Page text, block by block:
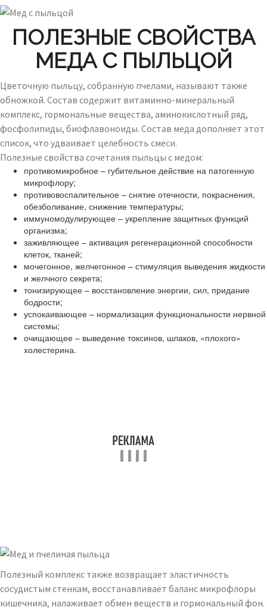
ПОЛЕЗНЫЕ СВОЙСТВА
МЕДА С ПЫЛЬЦОЙ
Цветочную пыльцу, собранную пчелами, называют также
обножкой. Состав содержит витаминно-минеральный
комплекс, гормональные вещества, аминокислотный ряд,
фосфолипиды, биофлавоноиды. Состав меда дополняет этот
список, что удваивает целебность смеси.
Полезные свойства сочетания пыльцы с медом:
противомикробное – губительное действие на патогенную
микрофлору;
противовоспалительное – снятие отечности, покраснения,
обезболивание, снижение температуры;
иммуномодулирующее – укрепление защитных функций
организма;
заживляющее – активация регенерационной способности
клеток, тканей;
мочегонное, желчегонное – стимуляция выведения жидкости
и желчного секрета;
тонизирующее – восстановление энергии, сил, придание
бодрости;
успокаивающее – нормализация функциональности нервной
системы;
очищающее – выведение токсинов, шлаков, «плохого»
холестерина.
Полезный комплекс также возвращает эластичность
сосудистым стенкам, восстанавливает баланс микрофлоры
кишечника, налаживает обмен веществ и гормональный фон.